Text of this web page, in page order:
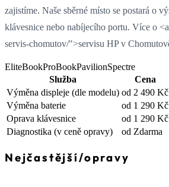
zajistíme. Naše sběrné místo se postará o
klávesnice nebo nabíjecího portu. Více o
servis-chomutov/">servisu HP v
EliteBookProBookPavilionSpectre
Služba
Cena
Výměna displeje (dle modelu) od 2 490 Kč
Výměna baterie
od 1 290 Kč
Oprava klávesnice
od 1 290 Kč
Diagnostika (v ceně opravy) od Zdarma
Nejčastější/opravy